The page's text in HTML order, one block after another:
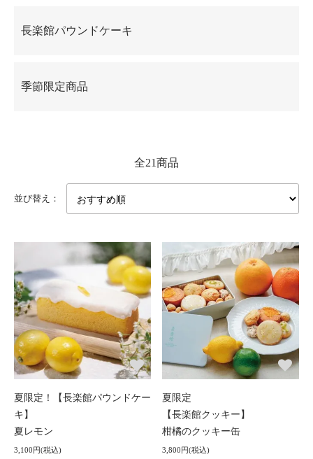
長楽館パウンドケーキ
季節限定商品
全21商品
並び替え：
夏限定！【長楽館パウンドケー
キ】
夏レモン
3,100円(税込)
夏限定
【長楽館クッキー】
柑橘のクッキー缶
3,800円(税込)